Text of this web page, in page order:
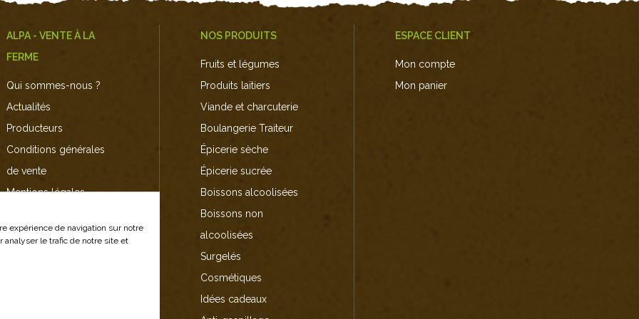
ALPA - VENTE À LA
FERME
Qui sommes-nous ?
Actualités
Producteurs
Conditions générales
de vente
Mentions légales
Plan du site
NOS PRODUITS
Fruits et légumes
Produits laitiers
Viande et charcuterie
Boulangerie Traiteur
Épicerie sèche
Épicerie sucrée
Boissons alcoolisées
Boissons non
alcoolisées
Surgelés
Cosmétiques
Idées cadeaux
ESPACE CLIENT
Mon compte
Mon panier
expérience de navigation sur notre
le trafic de notre site et